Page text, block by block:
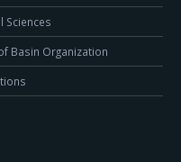
Sciences
Basin Organization